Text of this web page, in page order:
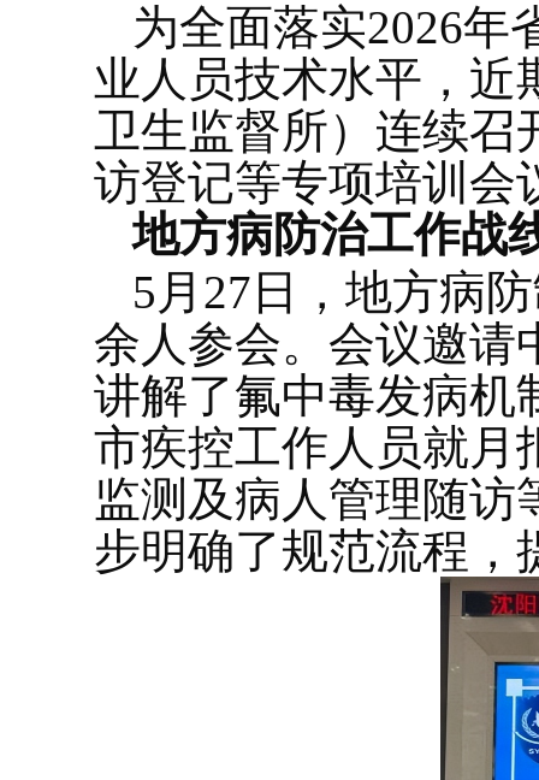
为全面落实2026年
业人员技术水平，近
卫生监督所）连续召
访登记等专项培训会
地方病防治工作战
5月27日，地方病
余人参会。会议邀请
讲解了氟中毒发病机
市疾控工作人员就月
监测及病人管理随访
步明确了规范流程，